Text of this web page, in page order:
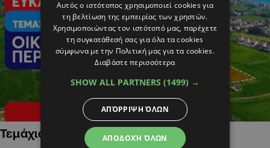
Τεμάχια Γης σε Οικιστικές Περιοχές
Αυτός ο ιστότοπος χρησιμοποιεί cookies για
τη βελτίωση της εμπειρίας των χρηστών.
Χρησιμοποιώντας τον ιστότοπό μας, παρέχετε
τη συγκατάθεσή σας για όλα τα cookies
σύμφωνα με την Πολιτική μας για τα cookies.
Διαβάστε περισσότερα
SHOW ALL PARTNERS (1499) →
ΑΠΟΔΟΧΉ ΌΛΩΝ
ΑΠΌΡΡΙΨΗ ΌΛΩΝ